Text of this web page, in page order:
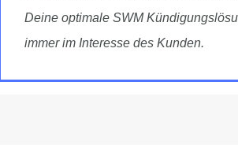
Deine optimale SWM
immer im Interesse des Kunden.